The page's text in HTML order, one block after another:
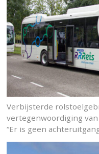
Verbijsterde
vertegenwoordiging
“Er is geen